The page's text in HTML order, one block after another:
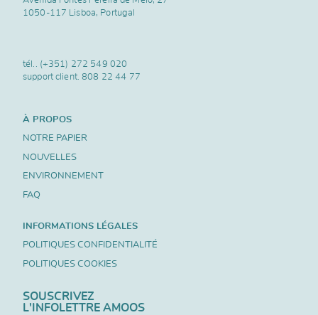
1050-117 Lisboa, Portugal
tél.. (+351) 272 549 020
support client.808 22 44 77
À PROPOS
NOTRE PAPIER
NOUVELLES
ENVIRONNEMENT
FAQ
INFORMATIONS LÉGALES
POLITIQUES CONFIDENTIALITÉ
POLITIQUES COOKIES
SOUSCRIVEZ
L'INFOLETTRE AMOOS